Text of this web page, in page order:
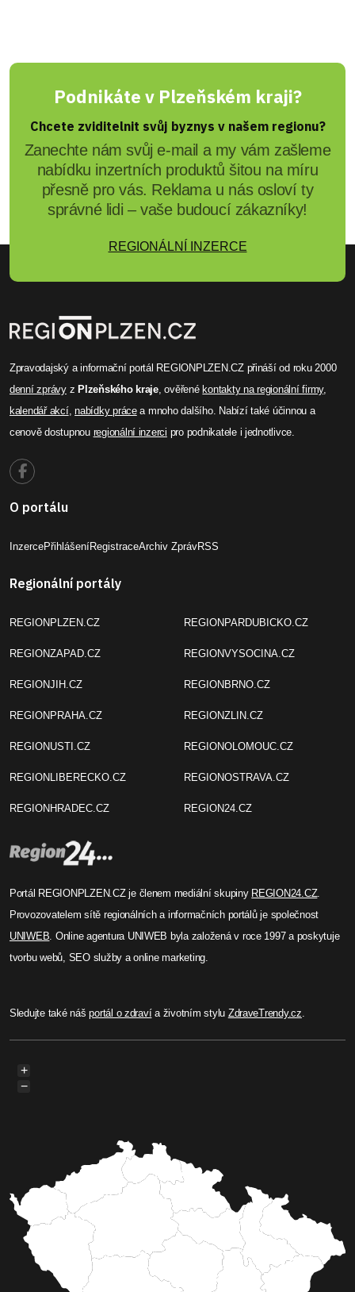
Podnikáte v Plzeňském kraji?
Chcete zviditelnit svůj byznys v našem regionu?
Zanechte nám svůj e-mail a my vám zašleme
nabídku inzertních produktů šitou na míru
přesně pro vás. Reklama u nás osloví ty
správné lidi – vaše budoucí zákazníky!
REGIONÁLNÍ INZERCE
Zpravodajský a informační portál REGIONPLZEN.CZ přináší od roku 2000
denní zprávyzPlzeňského kraje, ověřenékontakty na regionální firmy,
kalendář akcí,nabídky prácea mnoho dalšího. Nabízí také účinnou a
cenově dostupnou regionální inzerci pro podnikatele i jednotlivce.
O portálu
InzercePřihlášeníRegistraceArchiv ZprávRSS
Regionální portály
REGIONPLZEN.CZ
REGIONZAPAD.CZ
REGIONJIH.CZ
REGIONPRAHA.CZ
REGIONUSTI.CZ
REGIONLIBERECKO.CZ
REGIONHRADEC.CZ
REGIONPARDUBICKO.CZ
REGIONVYSOCINA.CZ
REGIONBRNO.CZ
REGIONZLIN.CZ
REGIONOLOMOUC.CZ
REGIONOSTRAVA.CZ
REGION24.CZ
Portál REGIONPLZEN.CZ je členem mediální skupiny REGION24.CZ.
Provozovatelem sítě regionálních a informačních portálů je společnost
UNIWEB . Online agentura UNIWEB byla založená v roce 1997 a poskytuje
tvorbu webů, SEO služby a online marketing.
Sledujte také nášportál o zdravía životním stylu ZdraveTrendy.cz
+
−